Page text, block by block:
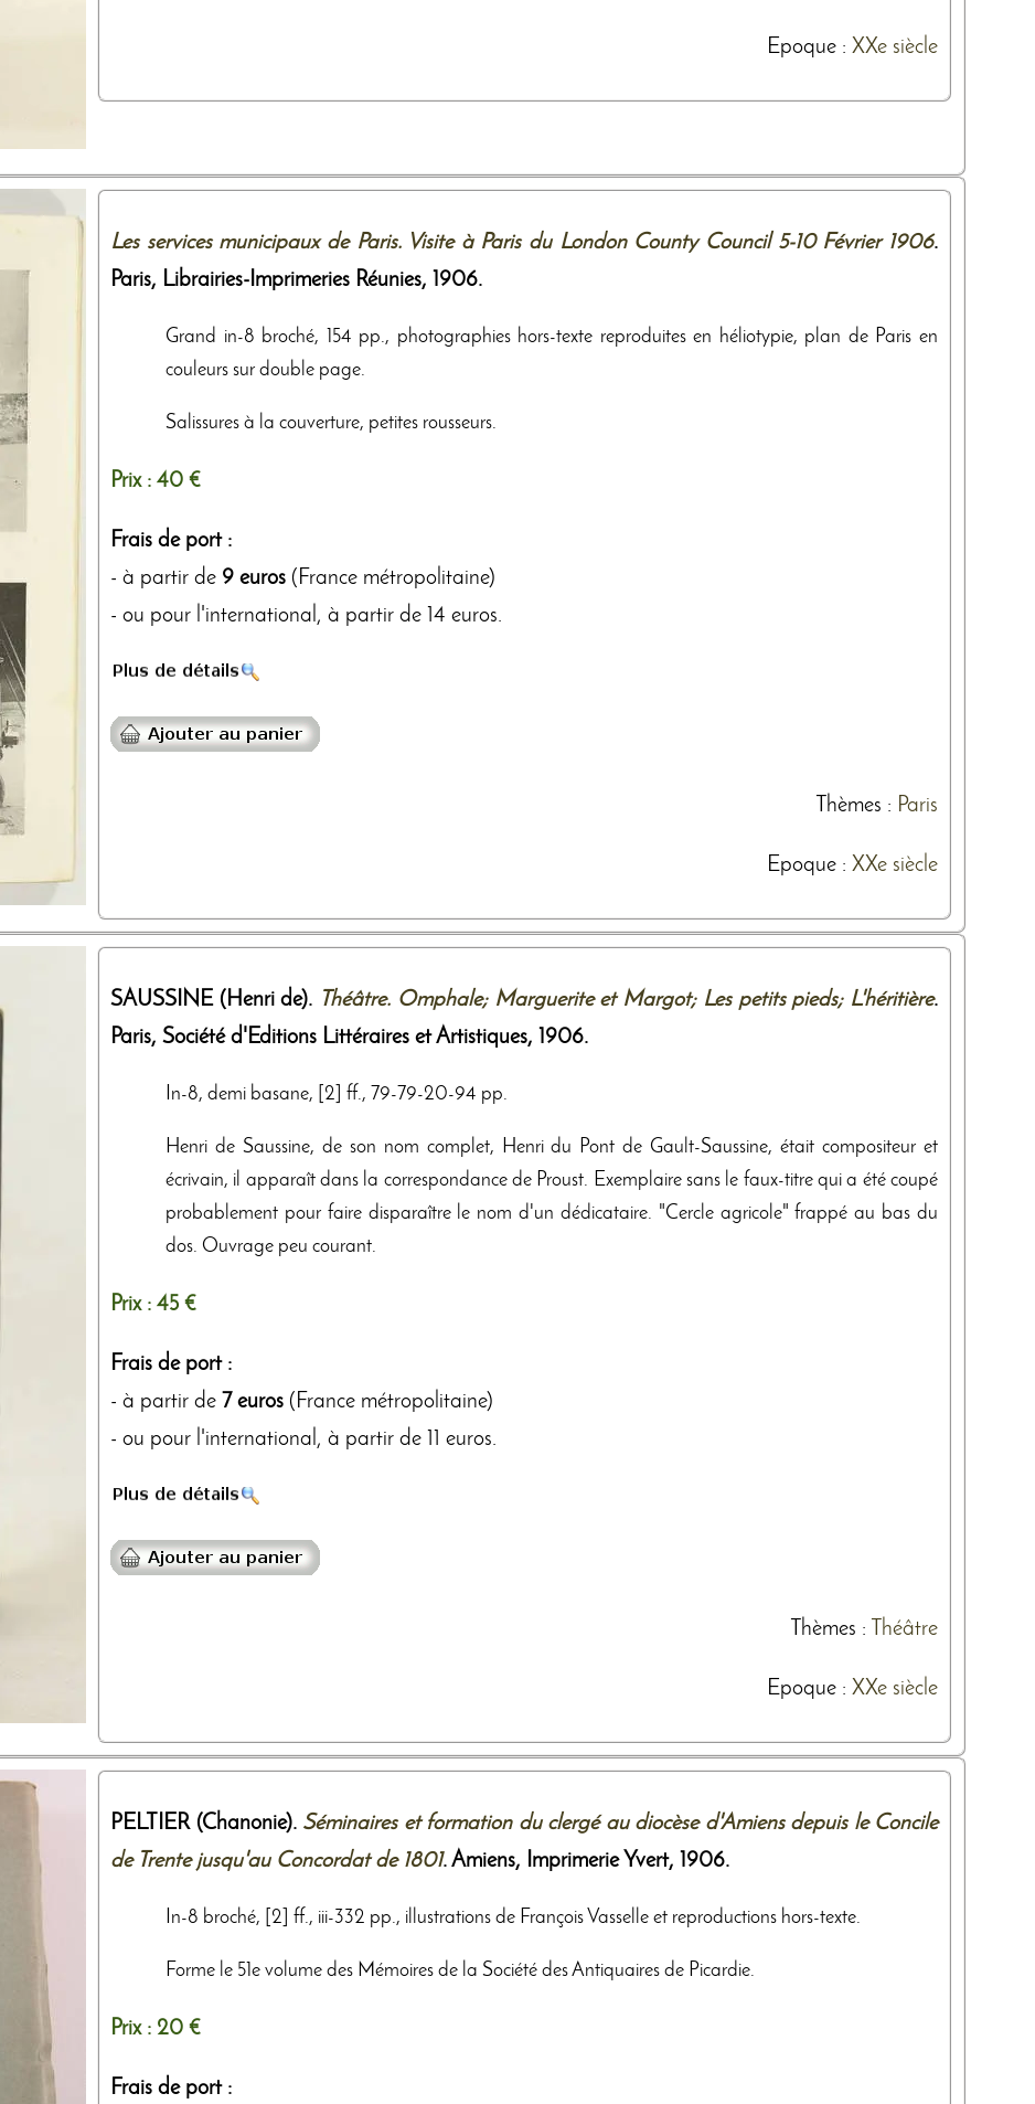
Epoque : XXe siècle
Les services municipaux de Paris. Visite à Paris du London County Council 5-10 Février 1906.
Paris, Librairies-Imprimeries Réunies, 1906.
Grand in-8 broché, 154 pp., photographies hors-texte reproduites en héliotypie, plan de Paris en
couleurs sur double page.
Salissures à la couverture, petites rousseurs.
Prix : 40 €
Frais de port :
- à partir de 9 euros (France métropolitaine)
- ou pour l'international, à partir de 14 euros.
Thèmes : Paris
Epoque : XXe siècle
SAUSSINE (Henri de). Théâtre. Omphale; Marguerite et Margot; Les petits pieds; L'héritière.
Paris, Société d'Editions Littéraires et Artistiques, 1906.
In-8, demi basane, [2] ff., 79-79-20-94 pp.
Henri de Saussine, de son nom complet, Henri du Pont de Gault-Saussine, était compositeur et
écrivain, il apparaît dans la correspondance de Proust. Exemplaire sans le faux-titre qui a été coupé
probablement pour faire disparaître le nom d'un dédicataire. "Cercle agricole" frappé au bas du
dos. Ouvrage peu courant.
Prix : 45 €
Frais de port :
- à partir de 7 euros (France métropolitaine)
- ou pour l'international, à partir de 11 euros.
Thèmes : Théâtre
Epoque : XXe siècle
PELTIER (Chanonie). Séminaires et formation du clergé au diocèse d'Amiens depuis le Concile
de Trente jusqu'au Concordat de 1801. Amiens, Imprimerie Yvert, 1906.
In-8 broché, [2] ff., iii-332 pp., illustrations de François Vasselle et reproductions hors-texte.
Forme le 51e volume des Mémoires de la Société des Antiquaires de Picardie.
Prix : 20 €
Frais de port :